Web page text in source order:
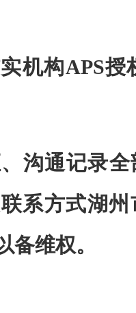
机构APS
沟通记录
系方式湖
备维权。